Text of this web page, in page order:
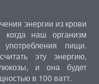
энергии из крови
наш организм
пищи.
эту энергию,
и она будет
в 100 ватт.